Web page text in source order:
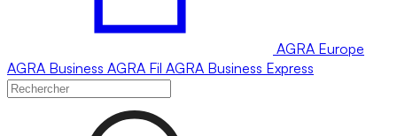
AGRA Europe
AGRA Business AGRA Fil AGRA Business Express